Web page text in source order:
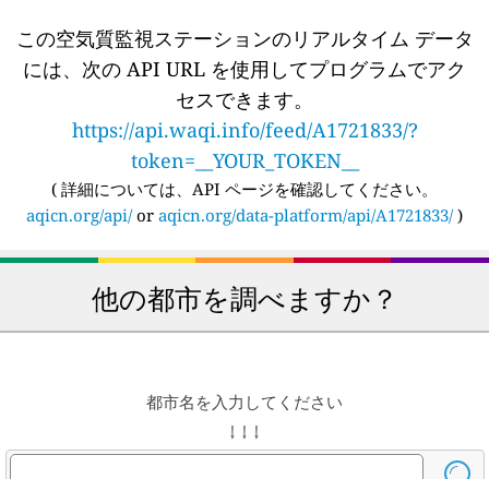
この空気質監視ステーションのリアルタイム データ
には、次の API URL を使用してプログラムでアク
セスできます。
https://api.waqi.info/feed/A1721833/?
token=__YOUR_TOKEN__
( 詳細については、API ページを確認してください。
aqicn.org/api/or aqicn.org/data-platform/api/A1721833/)
他の都市を調べますか？
都市名を入力してください
↓ ↓ ↓